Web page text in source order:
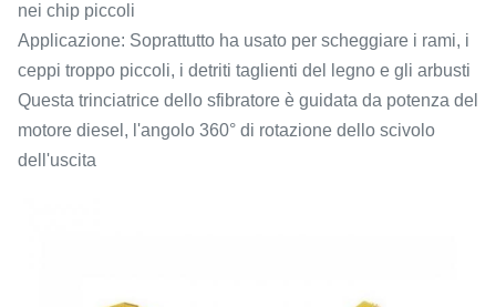
nei chip piccoli
Applicazione: Soprattutto ha usato per scheggiare i rami, i
ceppi troppo piccoli, i detriti taglienti del legno e gli arbusti
Questa trinciatrice dello sfibratore è guidata da potenza del
motore diesel, l'angolo 360° di rotazione dello scivolo
dell'uscita